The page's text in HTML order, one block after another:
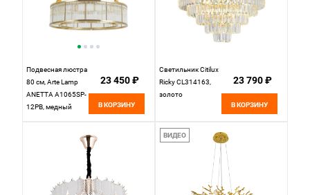
Подвесная люстра
80 см, Arte Lamp
ANETTA A1065SP-
12PB, медный
23 450 ₽
В КОРЗИНУ
Светильник Citilux
Ricky CL314163,
золото
23 790 ₽
В КОРЗИНУ
ВИДЕО